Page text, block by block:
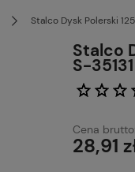
Stalco Dysk Polerski
Stalco
S-35131
Cena brutto:
28,91